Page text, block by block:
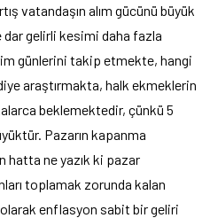
vatandaşın alım gücünü büyük
gelirli kesimi daha fazla
günlerini takip etmekte, hangi
araştırmakta, halk ekmeklerin
beklemektedir, çünkü 5
Pazarın kapanma
hatta ne yazık ki pazar
toplamak zorunda kalan
olarak enflasyon sabit bir geliri